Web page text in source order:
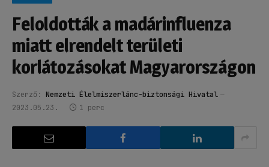
Feloldották a madárinfluenza
miatt elrendelt területi
korlátozásokat Magyarországon
Szerző: Nemzeti Élelmiszerlánc-biztonsági Hivatal
2023.05.23.
1 perc